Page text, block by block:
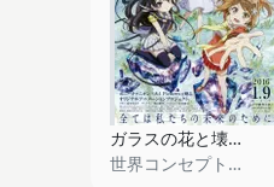
ガラスの花と壊す世界
世界コンセプトデザイン